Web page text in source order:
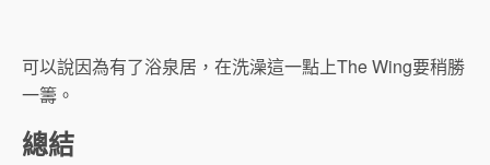
可以說因為有了浴泉居，在洗澡這一點上The Wing要稍勝
一籌。
總結